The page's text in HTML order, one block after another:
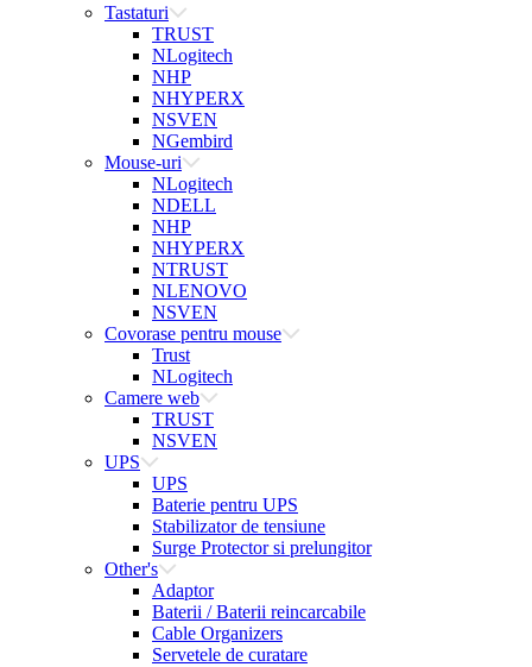
Tastaturi
TRUST
NLogitech
NHP
NHYPERX
NSVEN
NGembird
Mouse-uri
NLogitech
NDELL
NHP
NHYPERX
NTRUST
NLENOVO
NSVEN
Covorase pentru mouse
Trust
NLogitech
Camere web
TRUST
NSVEN
UPS
UPS
Baterie pentru UPS
Stabilizator de tensiune
Surge Protector si prelungitor
Other's
Adaptor
Baterii / Baterii reincarcabile
Cable Organizers
Servetele de curatare